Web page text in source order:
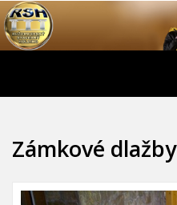
Zámkové dlažby